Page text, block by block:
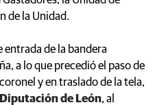
de la Unidad.
entrada de la bandera
a lo que precedió el paso de
y en traslado de la tela,
Diputación de León, al